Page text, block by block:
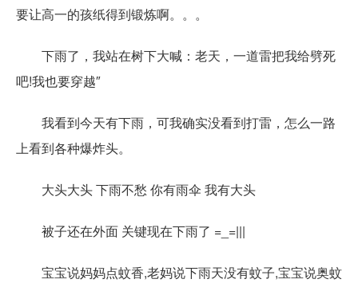
要让高一的孩纸得到锻炼啊。。。
下雨了，我站在树下大喊：老天，一道雷把我给劈死
吧!我也要穿越″
我看到今天有下雨，可我确实没看到打雷，怎么一路
上看到各种爆炸头。
大头大头 下雨不愁 你有雨伞 我有大头
被子还在外面 关键现在下雨了 =_=|||
宝宝说妈妈点蚊香,老妈说下雨天没有蚊子,宝宝说奥蚊